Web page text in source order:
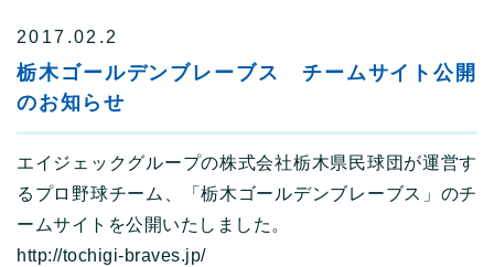
2017.02.2
栃木ゴールデンブレーブス チームサイト公開
のお知らせ
エイジェックグループの株式会社栃木県民球団が運営す
るプロ野球チーム、「栃木ゴールデンブレーブス」のチ
ームサイトを公開いたしました。
http://tochigi-braves.jp/